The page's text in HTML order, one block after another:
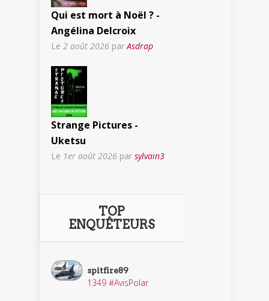
Qui est mort à Noël ? -
Angélina Delcroix
Le 2 août 2026 par Asdrap
Strange Pictures -
Uketsu
Le 1er août 2026 par sylvain3
TOP
ENQUÊTEURS
spitfire89
1349 #AvisPolar